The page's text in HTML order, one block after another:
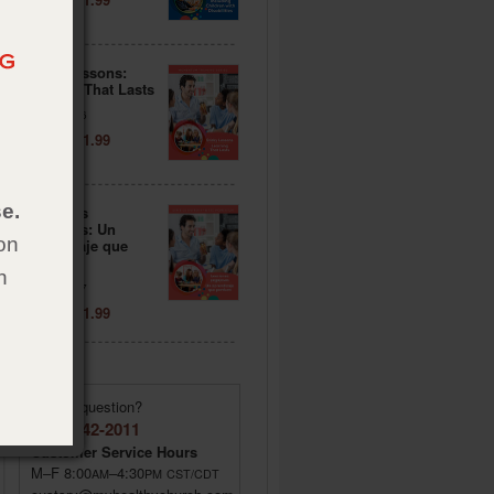
Sticky Lessons:
Learning That Lasts
Item: 024116
Price: $ 11.99
Lecciones
pegajosas: Un
aprendizaje que
Item: 024117
Price: $ 11.99
Have a question?
(855) 642-2011
Customer Service Hours
M–F 8:00AM–4:30PM CST/CDT